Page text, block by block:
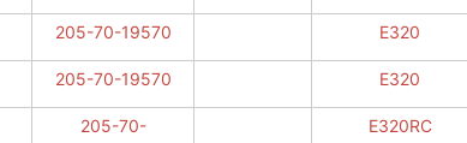
205-70-19570 E320
205-70-19570 E320
205-70-
E320RC